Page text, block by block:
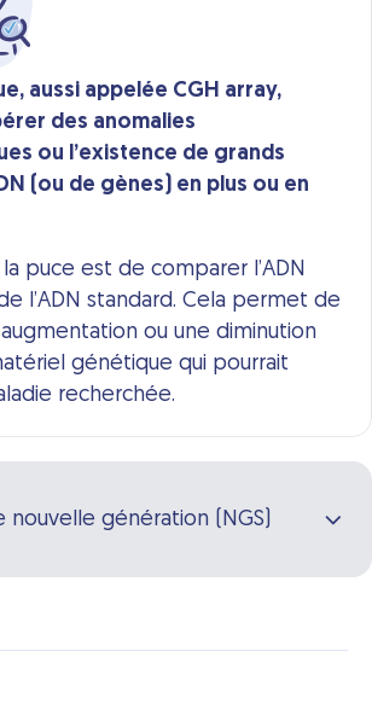
aussi appelée CGH array,
des anomalies
ou l’existence de grands
(ou de gènes) en plus ou en
puce est de comparer l’ADN
l’ADN standard. Cela permet de
augmentation ou une diminution
génétique qui pourrait
recherchée.
nouvelle génération (NGS)